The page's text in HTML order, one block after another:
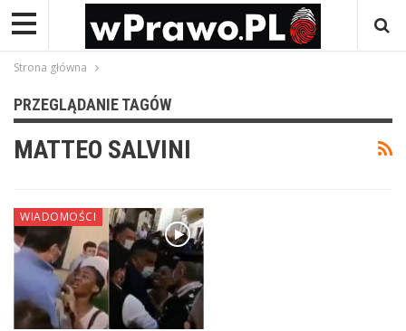
Strona główna
PRZEGLĄDANIE TAGÓW
MATTEO SALVINI
WIADOMOŚCI